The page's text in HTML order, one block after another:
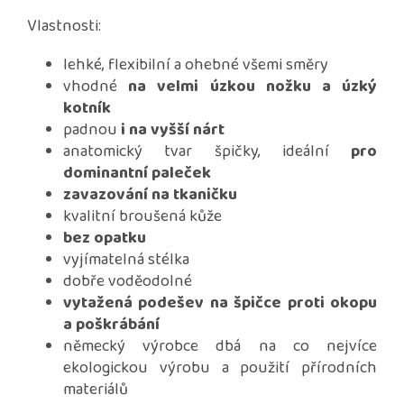
Vlastnosti:
lehké, flexibilní a ohebné všemi směry
vhodné na velmi úzkou nožku a úzký
kotník
padnou i na vyšší nárt
anatomický tvar špičky, ideální pro
dominantní paleček
zavazování na tkaničku
kvalitní broušená kůže
bez opatku
vyjímatelná stélka
dobře voděodolné
vytažená podešev na špičce proti okopu
a poškrábání
německý výrobce dbá na co nejvíce
ekologickou výrobu a použití přírodních
materiálů